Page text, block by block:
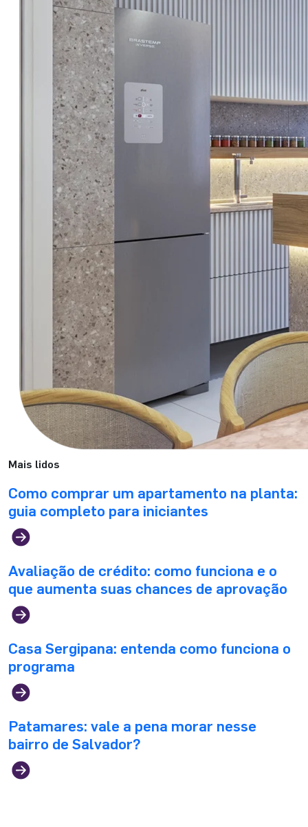
Mais lidos
Como comprar um apartamento na planta:
guia completo para iniciantes
Avaliação de crédito: como funciona e o
que aumenta suas chances de aprovação
Casa Sergipana: entenda como funciona o
programa
Patamares: vale a pena morar nesse
bairro de Salvador?